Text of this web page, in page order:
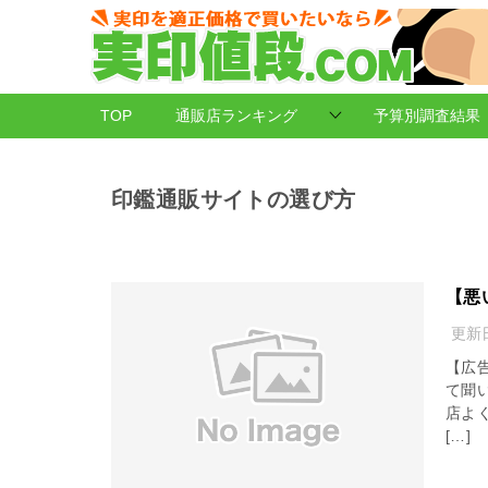
TOP 通販店ランキング 予算別調査結果
印鑑通販サイトの選び方
【
更新
【
て聞
店よ
[…]